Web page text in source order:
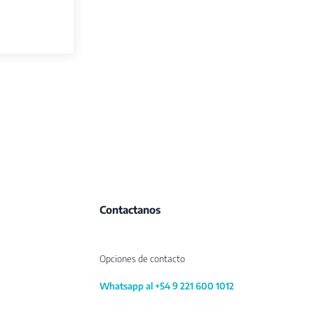
Contactanos
Opciones de contacto
Whatsapp al +54 9 221 600 1012